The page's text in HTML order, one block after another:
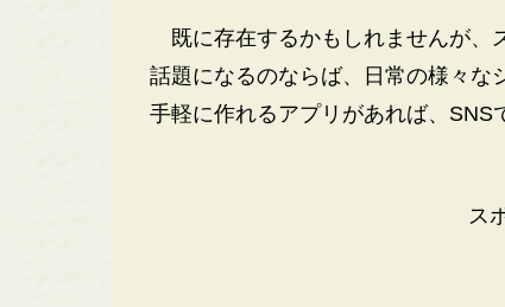
既に存在するかもしれませんが、
話題になるのならば、日常の様々な
手軽に作れるアプリがあれば、SNS
ス